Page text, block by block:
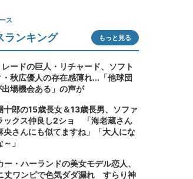
ス
ランキング もっと見る
レードの巨人・リチャード、ソフト
秋広優人の存在感薄れ...「他球団
場機会ある」の声が
十郎の15歳長女＆13歳長男、ソファ
ックス仲良し2ショ 「海老蔵さん
央さんにも似てますね」「大人にな
」
ー・ハーランドの美女モデル恋人、
丈ワンピで色気ダダ漏れ すらり神